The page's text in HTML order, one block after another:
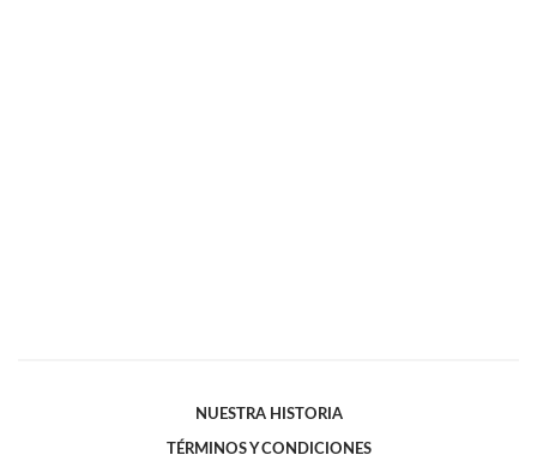
NUESTRA HISTORIA
TÉRMINOS Y CONDICIONES